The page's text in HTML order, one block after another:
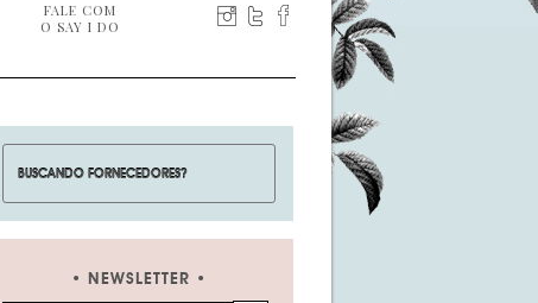
FALE COM
O SAY I DO
NEWSLETTER